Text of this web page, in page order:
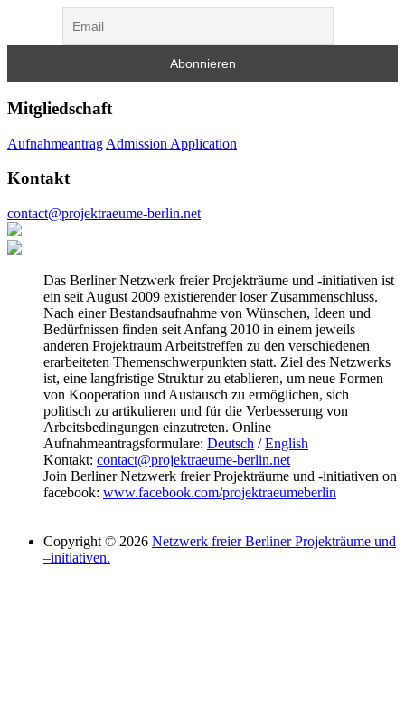
Mitgliedschaft
Aufnahmeantrag Admission Application
Kontakt
contact@projektraeume-berlin.net
Das Berliner Netzwerk freier Projekträume und -initiativen ist
ein seit August 2009 existierender loser Zusammenschluss.
Nach einer Bestandsaufnahme von Wünschen, Ideen und
Bedürfnissen finden seit Anfang 2010 in einem jeweils
anderen Projektraum Arbeitstreffen zu den verschiedenen
erarbeiteten Themenschwerpunkten statt. Ziel des Netzwerks
ist, eine langfristige Struktur zu etablieren, um neue Formen
von Kooperation und Austausch zu ermöglichen, sich
politisch zu artikulieren und für die Verbesserung von
Arbeitsbedingungen einzutreten. Online
Aufnahmeantragsformulare: Deutsch /English
Kontakt: contact@projektraeume-berlin.net
Join Berliner Netzwerk freier Projekträume und -initiativen on
facebook: www.facebook.com/projektraeumeberlin
Copyright © 2026 Netzwerk freier Berliner Projekträume und
–initiativen.